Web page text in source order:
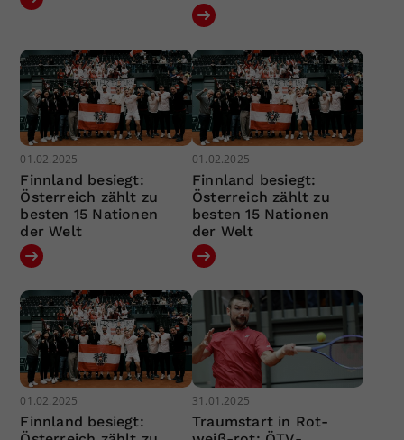
01.02.2025
Finnland besiegt:
Österreich zählt zu
besten 15 Nationen
der Welt
01.02.2025
Finnland besiegt:
Österreich zählt zu
besten 15 Nationen
der Welt
01.02.2025
Finnland besiegt:
31.01.2025
Traumstart in Rot-